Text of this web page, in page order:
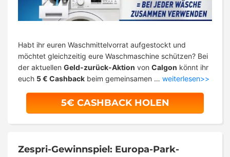
Habt ihr euren Waschmittelvorrat aufgestockt und
möchtet gleichzeitig eure Waschmaschine schützen? Bei
der aktuellen Geld-zurück-Aktion von Calgon könnt ihr
euch 5 € Cashback beim gemeinsamen … weiterlesen>>
5€ CASHBACK HOLEN
Zespri-Gewinnspiel: Europa-Park-